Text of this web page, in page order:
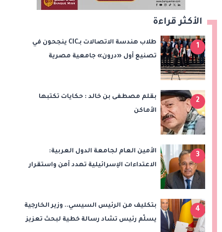
الأكثر قراءة
1
طلاب هندسة الاتصالات بـCIC ينجحون في
تصنيع أول «درون» جامعية مصرية
2
بقلم مصطفى بن خالد : حكايات تكتبها
الأماكن
3
الأمين العام لجامعة الدول العربية:
الاعتداءات الإسرائيلية تهدد أمن واستقرار
4
بتكليف من الرئيس السيسي.. وزير الخارجية
يسلّم رئيس تشاد رسالة خطية لبحث تعزيز